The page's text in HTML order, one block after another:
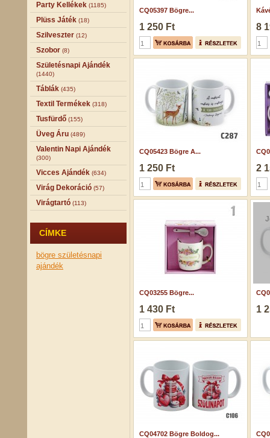
Party Kellékek (1185)
Plüss Játék (18)
Szilveszter (12)
Szobor (8)
Születésnapi Ajándék
(1440)
Táblák (435)
Textil Termékek (318)
Tusfürdő (155)
Üveg Áru (489)
Valentin Napi Ajándék
(300)
Vicces Ajándék (634)
Virág Dekoráció (57)
Virágtartó (113)
CÍMKE
bögre születésnapi
ajándék
CQ05397 Bögre...
1 250 Ft 8
CQ05423 Bögre A...
1 250 Ft 2
CQ03255 Bögre...
1 430 Ft 1
CQ04702 Bögre Boldog...